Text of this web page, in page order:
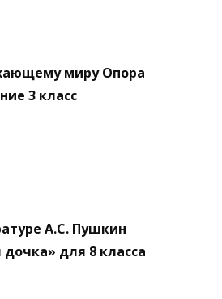
миру Опора
3 класс
А.С. Пушкин
дочка» для 8 класса